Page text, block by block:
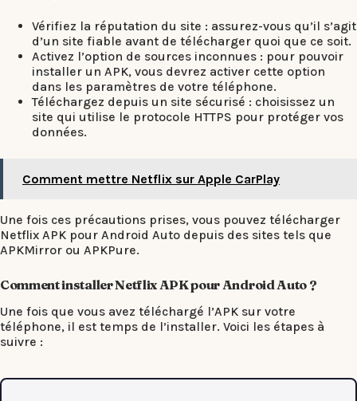
Vérifiez la réputation du site : assurez-vous qu’il s’agit
d’un site fiable avant de télécharger quoi que ce soit.
Activez l’option de sources inconnues : pour pouvoir
installer un APK, vous devrez activer cette option
dans les paramètres de votre téléphone.
Téléchargez depuis un site sécurisé : choisissez un
site qui utilise le protocole HTTPS pour protéger vos
données.
Comment mettre Netflix sur Apple CarPlay
Une fois ces précautions prises, vous pouvez télécharger
Netflix APK pour Android Auto depuis des sites tels que
APKMirror ou APKPure.
Comment installer Netflix APK pour Android Auto ?
Une fois que vous avez téléchargé l’APK sur votre
téléphone, il est temps de l’installer. Voici les étapes à
suivre :